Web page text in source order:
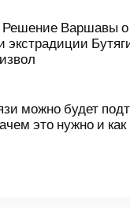
Решение Варшавы о
экстрадиции
можно будет
это нужно и